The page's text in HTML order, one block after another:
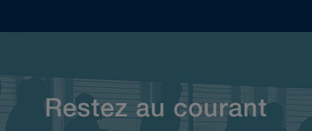
Restez au courant